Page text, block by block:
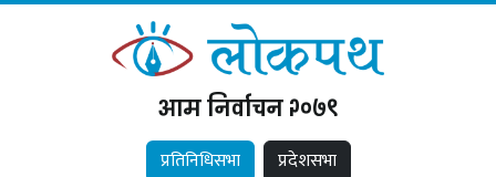
आम निर्वाचन २०७९
प्रतिनिधिसभा प्रदेशसभा